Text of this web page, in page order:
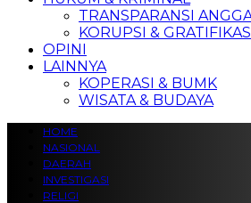
TRANSPARANSI
KORUPSI &
OPINI
LAINNYA
KOPERASI & BUMK
WISATA & BUDAYA
HOME
NASIONAL
DAERAH
INVESTIGASI
RELIGI